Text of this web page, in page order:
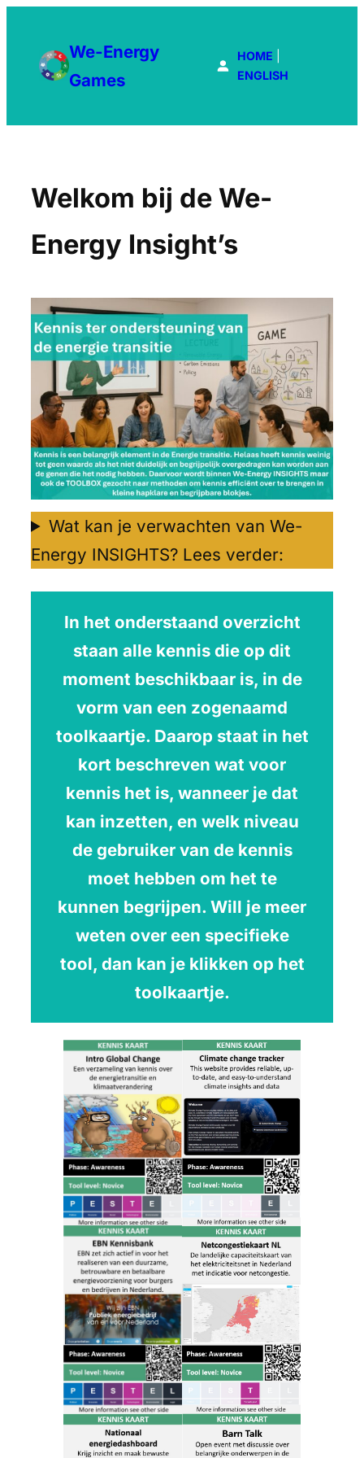
inhoud
We-Energy
Games
HOME
ENGLISH
Welkom bij de We-
Energy Insight’s
Wat kan je verwachten van We-
Energy INSIGHTS? Lees verder:
In het onderstaand overzicht
staan alle kennis die op dit
moment beschikbaar is, in de
vorm van een zogenaamd
toolkaartje. Daarop staat in het
kort beschreven wat voor
kennis het is, wanneer je dat
kan inzetten, en welk niveau
de gebruiker van de kennis
moet hebben om het te
kunnen begrijpen. Will je meer
weten over een specifieke
tool, dan kan je klikken op het
toolkaartje.